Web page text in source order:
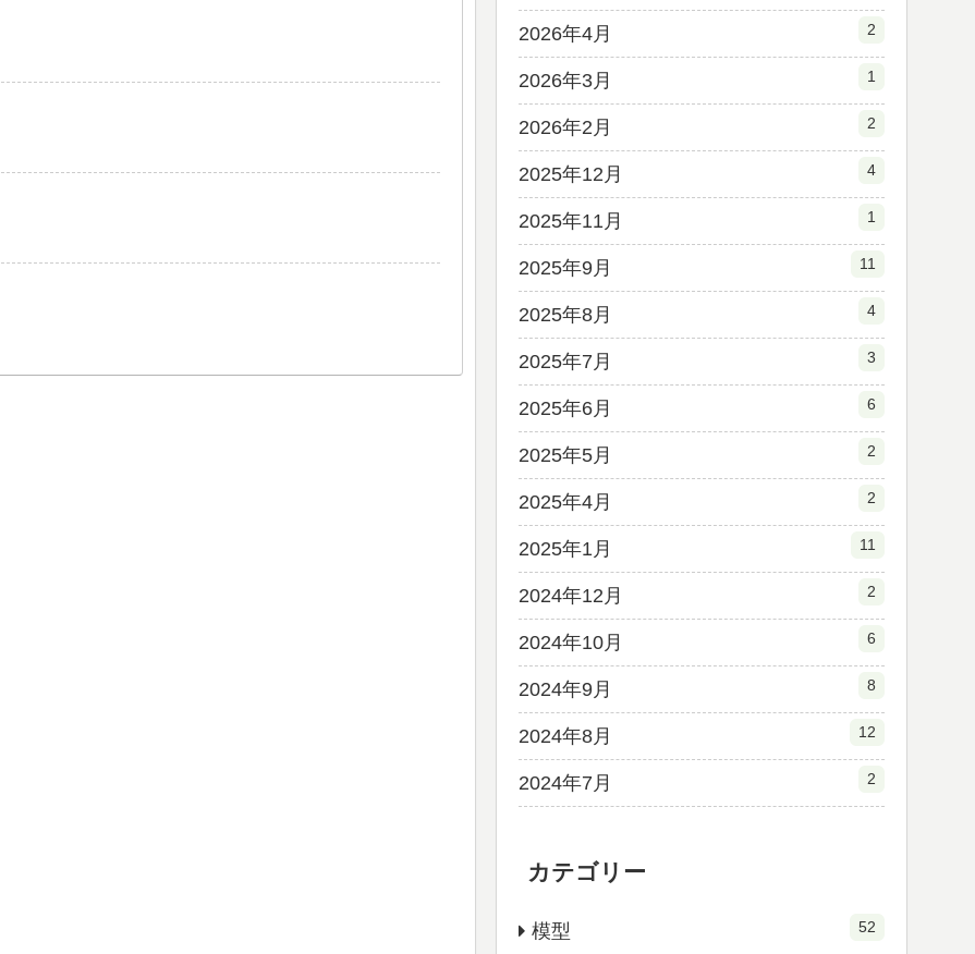
2026年4月 2
2026年3月 1
2026年2月 2
2025年12月 4
2025年11月 1
2025年9月 11
2025年8月 4
2025年7月 3
2025年6月 6
2025年5月 2
2025年4月 2
2025年1月 11
2024年12月 2
2024年10月 6
2024年9月 8
2024年8月 12
2024年7月 2
カテゴリー
模型 52